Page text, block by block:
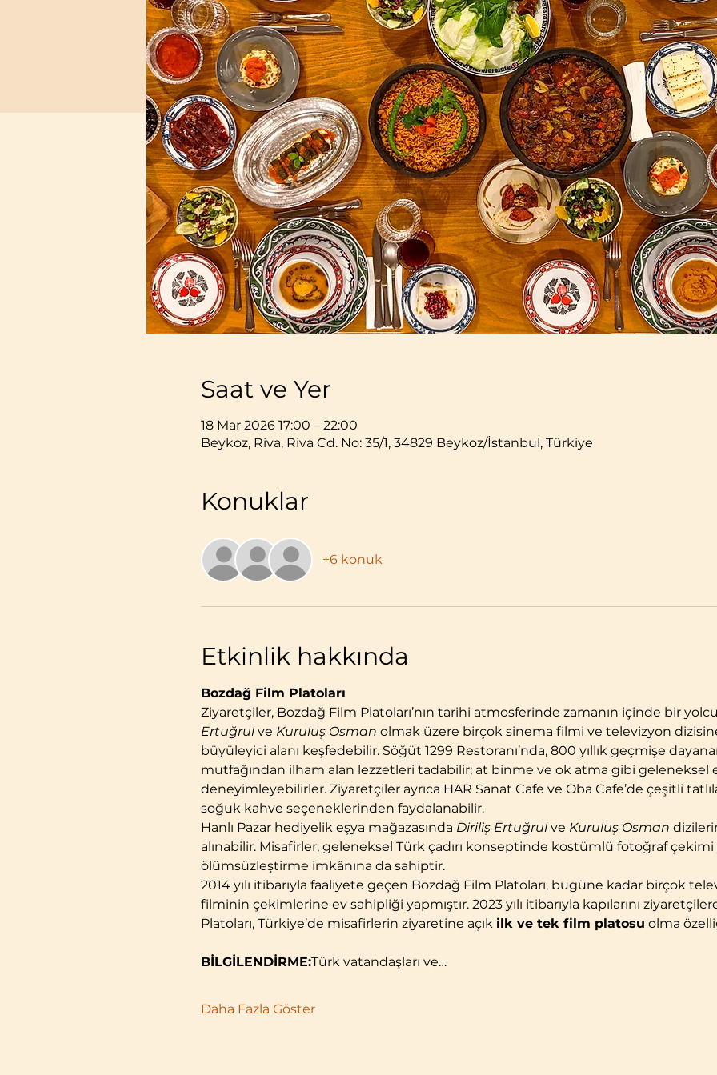
Saat ve Yer
18 Mar 2026 17:00 – 22:00
Beykoz, Riva, Riva Cd. No: 35/1, 34829 Beykoz/İstanbul, Türkiye
Konuklar
+6 konuk
Etkinlik hakkında
Bozdağ Film Platoları
Ziyaretçiler, Bozdağ Film Platoları’nın tarihi atmosferinde zamanın içinde bir
Ertuğrul ve Kuruluş Osman olmak üzere birçok sinema filmi ve televizyon
büyüleyici alanı keşfedebilir. Söğüt 1299 Restoranı’nda, 800 yıllık geçmişe
mutfağından ilham alan lezzetleri tadabilir; at binme ve ok atma gibi geleneksel
deneyimleyebilirler. Ziyaretçiler ayrıca HAR Sanat Cafe ve Oba Cafe’de çeşitli
soğuk kahve seçeneklerinden faydalanabilir.
Hanlı Pazar hediyelik eşya mağazasında Diriliş Ertuğrul ve Kuruluş Osman
alınabilir. Misafirler, geleneksel Türk çadırı konseptinde kostümlü fotoğraf
ölümsüzleştirme imkânına da sahiptir.
2014 yılı itibarıyla faaliyete geçen Bozdağ Film Platoları, bugüne kadar birçok
filminin çekimlerine ev sahipliği yapmıştır. 2023 yılı itibarıyla kapılarını
Platoları, Türkiye’de misafirlerin ziyaretine açık ilk ve tek film platosu olma
BİLGİLENDİRME:Türk vatandaşları ve…
Daha Fazla Göster